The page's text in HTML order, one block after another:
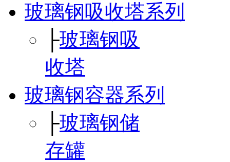
玻璃钢吸收塔系列
├玻璃钢吸
收塔
玻璃钢容器系列
├玻璃钢储
存罐